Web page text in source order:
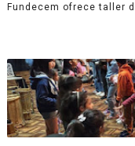
Fundecem ofrece taller